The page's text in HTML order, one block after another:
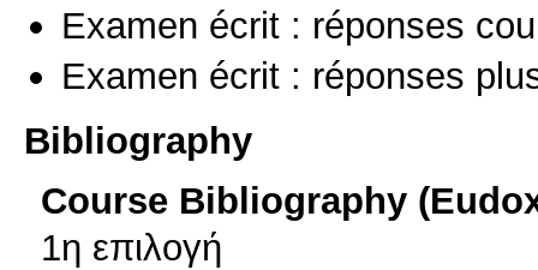
Examen écrit : réponses
Examen écrit : réponses
Bibliography
Course Bibliography
1η επιλογή